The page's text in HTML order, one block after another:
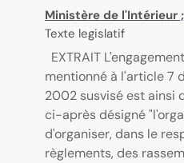
Ministère de l'Intérieur ;
Texte legislatif
EXTRAIT
mentionné à l'article 7
2002 susvisé est ainsi
ci-après désigné
d'organiser, dans le
règlements, des